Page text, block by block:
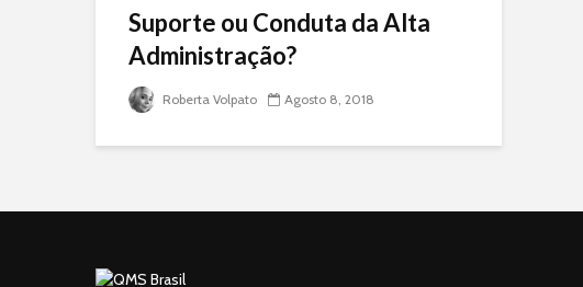
Suporte ou Conduta da Alta
Administração?
Roberta Volpato Agosto 8, 2018